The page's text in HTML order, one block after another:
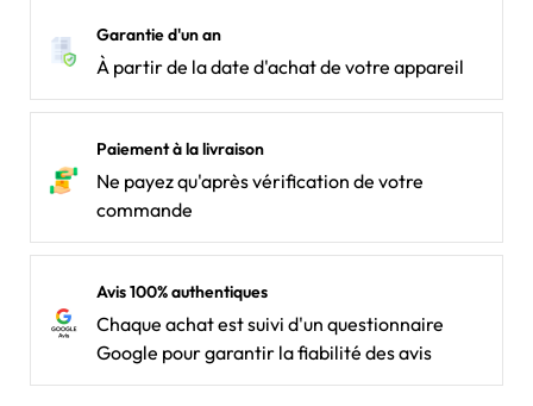
Garantie d'un an
À partir de la date d'achat de votre appareil
Paiement à la livraison
Ne payez qu'après vérification de votre
commande
Avis 100% authentiques
Chaque achat est suivi d'un questionnaire
Google pour garantir la fiabilité des avis